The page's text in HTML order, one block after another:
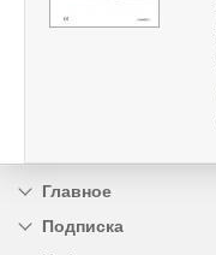
Главное
Подписка